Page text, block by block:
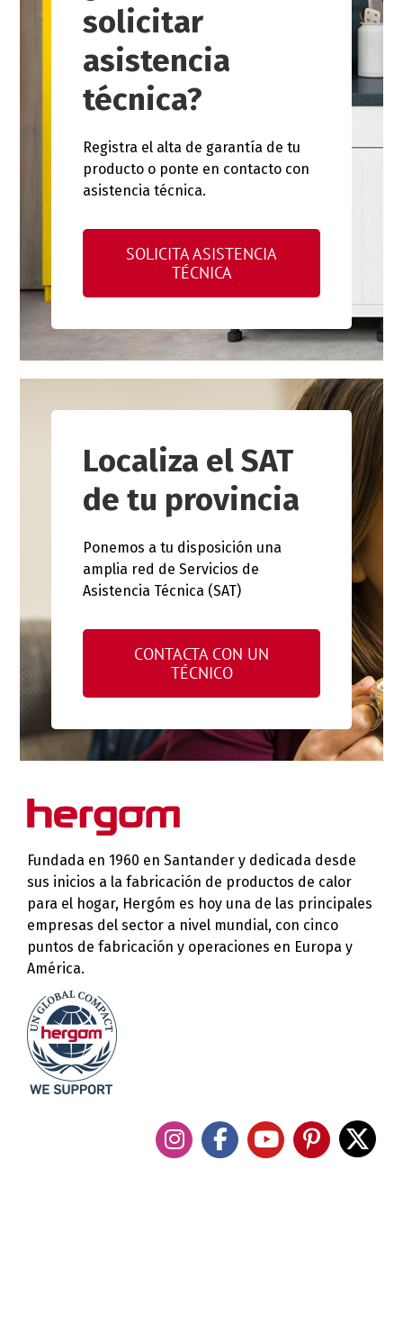
solicitar
asistencia
técnica?
Registra el alta de garantía de tu
producto o ponte en contacto con
asistencia técnica.
SOLICITA ASISTENCIA
TÉCNICA
Localiza el SAT
de tu provincia
Ponemos a tu disposición una
amplia red de Servicios de
Asistencia Técnica (SAT)
CONTACTA CON UN
TÉCNICO
Fundada en 1960 en Santander y dedicada desde
sus inicios a la fabricación de productos de calor
para el hogar, Hergóm es hoy una de las principales
empresas del sector a nivel mundial, con cinco
puntos de fabricación y operaciones en Europa y
América.